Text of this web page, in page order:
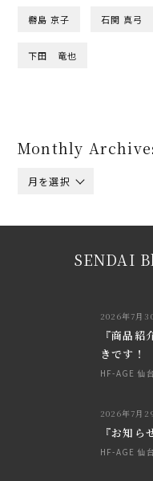
橳島 京子 石関 真弓
下田 竜也
Monthly
月を選択
SENDAI
2026年7月
『商品
きです！
HF-AGE 仙
2026年7月
『お知
HF-AGE 仙